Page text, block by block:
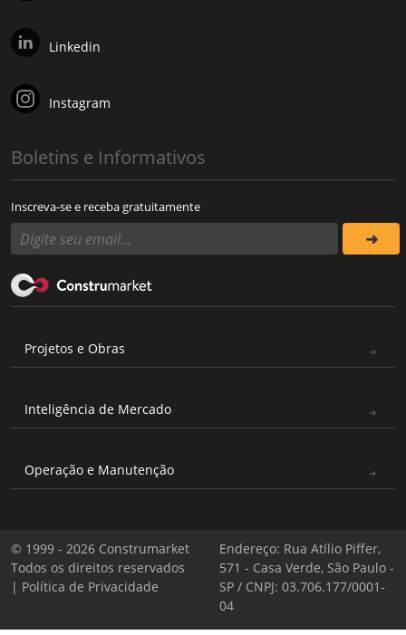
Linkedin
Instagram
Boletins e Informativos
Inscreva-se e receba gratuitamente
Projetos e Obras
Inteligência de Mercado
Operação e Manutenção
© 1999 - 2026 Construmarket
Todos os direitos reservados
| Política de Privacidade
Endereço: Rua Atílio Piffer,
571 - Casa Verde, São Paulo -
SP / CNPJ: 03.706.177/0001-
04